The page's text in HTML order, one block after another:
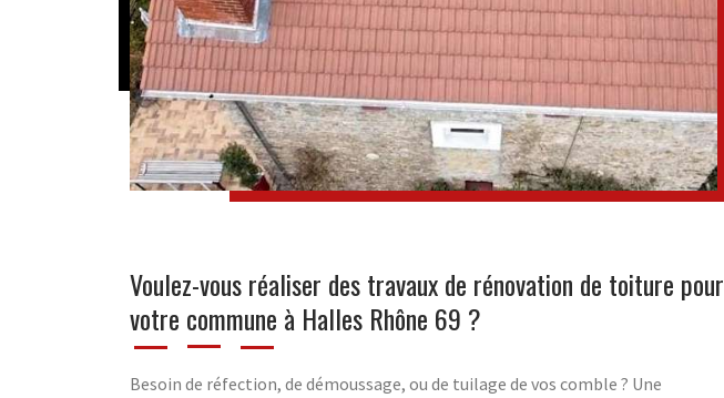
Voulez-vous réaliser des travaux de rénovation de toiture pour
votre commune à Halles Rhône 69 ?
Besoin de réfection, de démoussage, ou de tuilage de vos comble ? Une